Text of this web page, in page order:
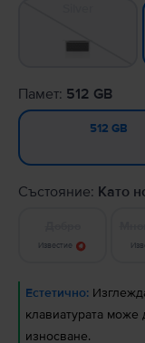
Памет: 512 GB
512 GB
Състояние: Като
Известие
Естетично:
клавиатурата може
износване.